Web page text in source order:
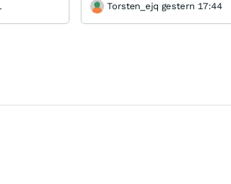
Torsten_ejq gestern 17:44